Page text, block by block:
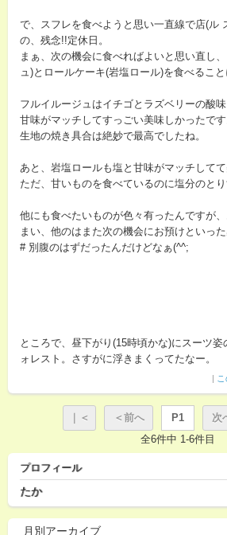
で、スフレを食べようと思い一直線で店(ル
の、残念!!定休日。
まぁ、次の機会に食べればよいと思い直し
ュ)とロールケーキ(岩塩ロール)を食べること
フルイルージュはイチゴとラズベリーの酸
甘味がマッチしてすっごい美味しかったで
生地の焼き具合は絶妙で最高でしたね。
あと、岩塩ロールも塩と甘味がマッチしてて
ただ、甘いものを食べているのに塩分のとり
他にも食べたいものが色々有ったんですが
まい、他のはまた次の機会にお預けといった
# 別腹のはずだったんだけどなぁ(^^;
ところで、昼下がり(15時頃かな)にスーツ
ォレスト。さすがに浮きまくってたなー。
|
｜＜ ＜前へ P1 次
全6件中 1-6件目
プロフィール
たか